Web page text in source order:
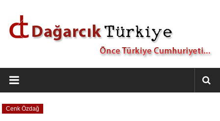
Dağarcık
Türkiye
Önce
Türkiye
Cenk Özdağ